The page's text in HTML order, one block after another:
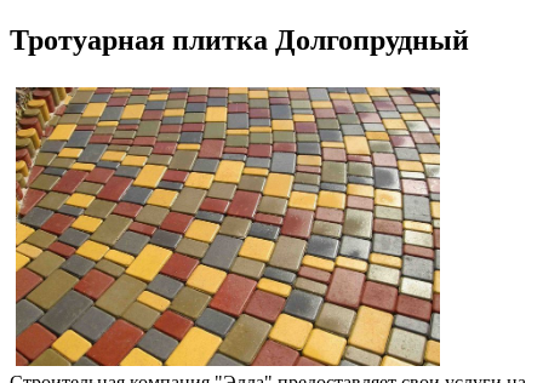
Тротуарная плитка Долгопрудный